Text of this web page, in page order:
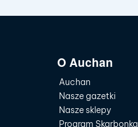
O Auchan
Auchan
Nasze gazetki
Nasze sklepy
Program Skarbonka